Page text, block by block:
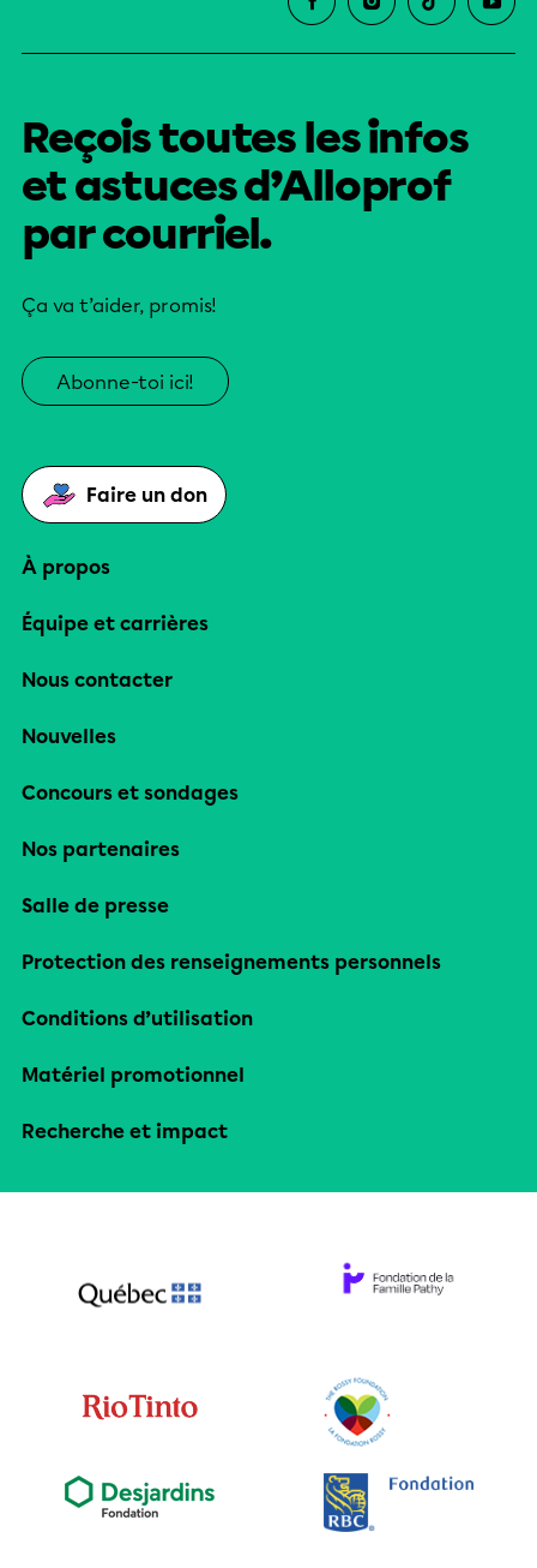
Reçois toutes les infos
et astuces d’Alloprof
par courriel.
Ça va t’aider, promis!
Abonne-toi ici!
Faire un don
À propos
Équipe et carrières
Nous contacter
Nouvelles
Concours et sondages
Nos partenaires
Salle de presse
Protection des renseignements personnels
Conditions d’utilisation
Matériel promotionnel
Recherche et impact